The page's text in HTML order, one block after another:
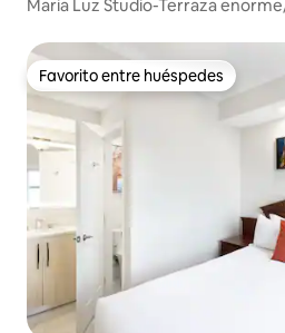
Maria Luz Studio-Terraza
Favorito entre huéspedes
Favorito entre huéspedes